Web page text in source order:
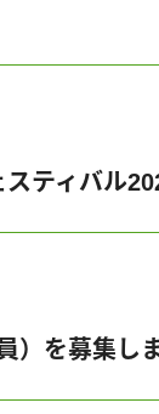
スティバル
）を募集し